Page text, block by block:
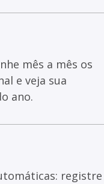
mês a mês os
e veja sua
ano.
registre